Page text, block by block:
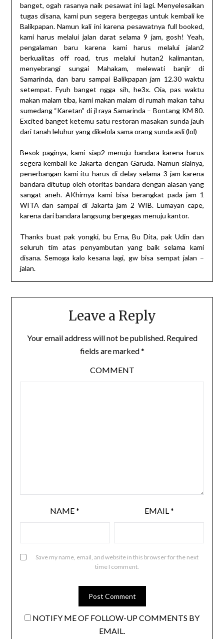
banget, ogah rasanya naik pesawat ini lagi. Menyelesaikan
tugas disana, kami pun segera bergegas untuk kembali ke
Balikpapan. Namun kali ini karena pesawatnya full booked,
kami harus melalui jalan darat selama 9 jam, gosh! Yeah,
pengalaman baru karena kami harus melalui jalan2
berkualitas off road, trus melalui hutan2 kalimantan,
menyebrangi sungai Mahakam, melewati banjir di
Samarinda, dan baru sampai Balikpapan jam 12.30 waktu
setempat. Fyuh banget ngga sih, he3x. Oia, pas waktu
makan malam tiba, kami makan malam di rumah makan tahu
sumedang “Karetan” di jl raya Samarinda – Bontang KM 80.
Excited banget ketemu satu restoran masakan sunda jauh
dari tanah leluhur yang dikelola sama orang sunda asli (lol)
Besok paginya, kami siap2 menuju bandara karena harus
segera kembali ke Jakarta dengan Garuda. Namun sialnya,
penerbangan kami itu harus di delay selama 3 jam karena
bandara ditutup oleh otoritas bandara dengan alasan yang
sangat aneh. AKhirnya kami bisa berangkat pada jam 1
WITA dan sampai di Jakarta jam 2 WIB. Lumayan cape,
karena dari bandara langsung bergegas menuju kantor.
Thanks buat pak yongki, bu Erna, Bu Dita, pak Udin dan
seluruh tim atas penyambutan yang baik selama kami
disana. Semoga kalo kesana lagi, gw bisa sempat jalan –
jalan.
Leave a Reply
Your email address will not be published.Required
fields are marked*
COMMENT
NAME* EMAIL*
Save my name, email, and website in this browser for the next
time I comment.
NOTIFY ME OF FOLLOW-UP COMMENTS BY
EMAIL.